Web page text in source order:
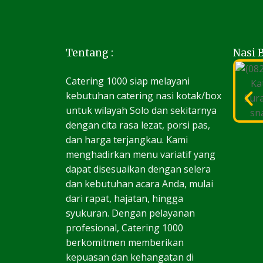
Tentang :
Catering 1000 siap melayani
kebutuhan catering nasi kotak/box
untuk wilayah Solo dan sekitarnya
dengan cita rasa lezat, porsi pas,
dan harga terjangkau. Kami
menghadirkan menu variatif yang
dapat disesuaikan dengan selera
dan kebutuhan acara Anda, mulai
dari rapat, hajatan, hingga
syukuran. Dengan pelayanan
profesional, Catering 1000
berkomitmen memberikan
kepuasan dan kehangatan di
Nasi